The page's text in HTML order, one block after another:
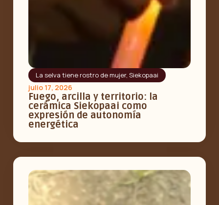
La selva tiene rostro de mujer,Siekopaai
julio 17, 2026
Fuego, arcilla y territorio: la
cerámica Siekopaai como
expresión de autonomía
energética